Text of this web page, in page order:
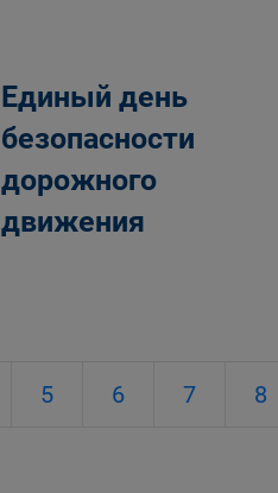
Единый день
безопасности
дорожного
движения
5 6 7 8